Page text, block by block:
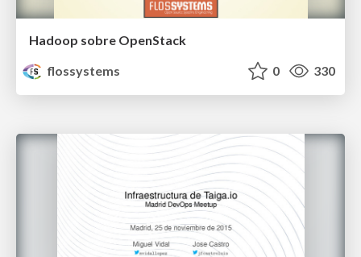
Hadoop sobre OpenStack
flossystems
0 330